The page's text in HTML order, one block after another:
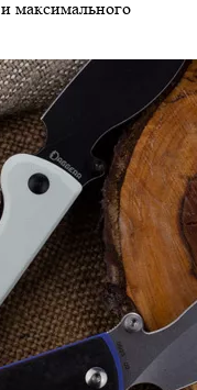
максимального